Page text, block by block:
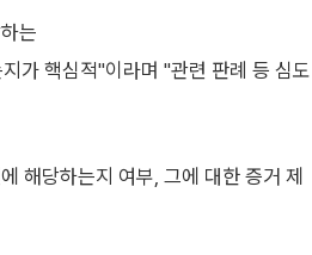
는
가 핵심적"이라며 "관련 판례 등 심도
해당하는지 여부, 그에 대한 증거 제